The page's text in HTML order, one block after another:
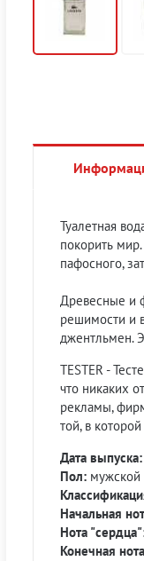
Туалетная
покорить
пафосного,
Древесные и
решимости и
джентльмен.
TESTER -
что никаких
рекламы,
той, в
Дата выпуска:
Пол: мужской
Начальная
Нота
Конечная